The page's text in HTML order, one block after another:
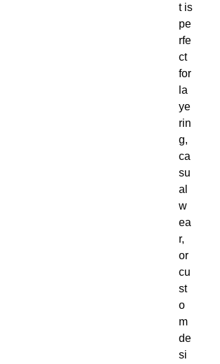
t is
pe
rfe
ct
for
la
ye
rin
g,
ca
su
al
w
ea
r,
or
cu
st
o
m
de
si